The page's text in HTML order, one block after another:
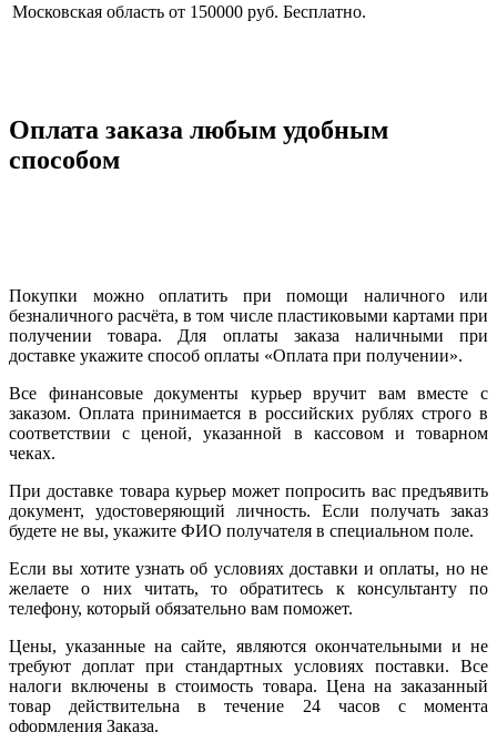
Московская область от 150000 руб. Бесплатно.
Оплата заказа любым удобным
способом
Покупки можно оплатить при помощи наличного или
безналичного расчёта, в том числе пластиковыми картами при
получении товара. Для оплаты заказа наличными при
доставке укажите способ оплаты «Оплата при получении».
Все финансовые документы курьер вручит вам вместе с
заказом. Оплата принимается в российских рублях строго в
соответствии с ценой, указанной в кассовом и товарном
чеках.
При доставке товара курьер может попросить вас предъявить
документ, удостоверяющий личность. Если получать заказ
будете не вы, укажите ФИО получателя в специальном поле.
Если вы хотите узнать об условиях доставки и оплаты, но не
желаете о них читать, то обратитесь к консультанту по
телефону, который обязательно вам поможет.
Цены, указанные на сайте, являются окончательными и не
требуют доплат при стандартных условиях поставки. Все
налоги включены в стоимость товара. Цена на заказанный
товар действительна в течение 24 часов с момента
оформления Заказа.